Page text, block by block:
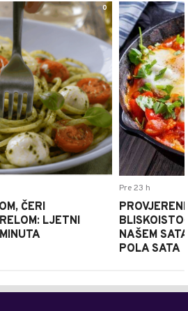
0
ČERI
LJETNI
Pre 23 h
NAŠEM
POLA SATA